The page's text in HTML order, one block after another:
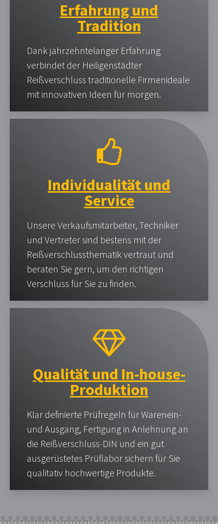
Erfahrung und
Tradition
Dank jahrzehntelanger Erfahrung
verbindet der Heiligenstädter
Reißverschluss traditionelle Firmenideale
mit innovativen Ideen für morgen.
Individualität und
Service
Unsere Verkaufsmitarbeiter, Techniker
und Vertreter sind bestens mit der
Reißverschlussthematik vertraut und
beraten Sie gern, um den richtigen
Verschluss für Sie zu finden.
Qualität und In-house-
Produktion
Klar definierte Prüfregeln für Warenein-
und Ausgang, Fertigung in Anlehnung an
die Reißverschluss-DIN und ein gut
ausgerüstetes Prüflabor sichern für Sie
qualitativ hochwertige Produkte.